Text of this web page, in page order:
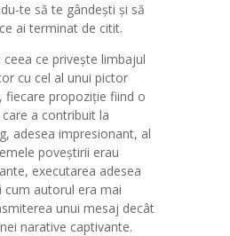
te să te gândești și să
ai terminat de citit.
ce privește limbajul
cu cel al unui pictor
fiecare propoziție fiind o
a contribuit la
adesea impresionant, al
poveștirii erau
executarea adesea
cum autorul era mai
unui mesaj decât
narative captivante.